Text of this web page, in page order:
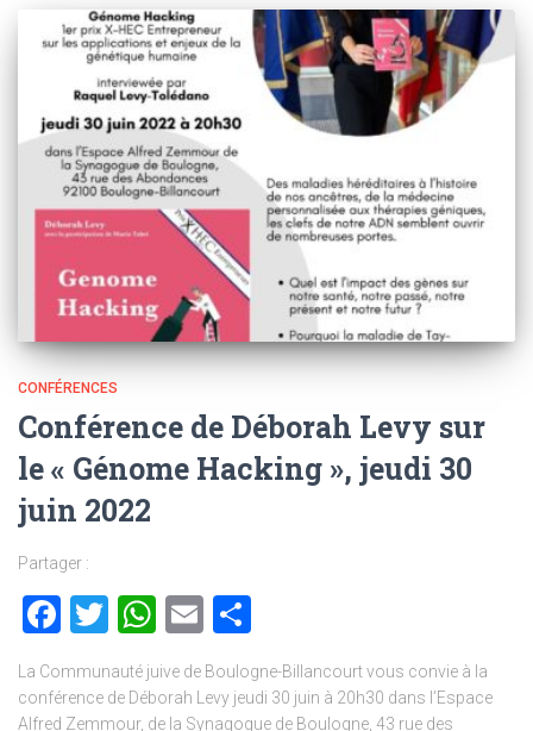
CONFÉRENCES
Conférence de Déborah Levy sur
le « Génome Hacking », jeudi 30
juin 2022
Partager :
Facebook
Twitter
WhatsApp
Email
La Communauté juive de Boulogne-Billancourt vous convie à la
conférence de Déborah Levy jeudi 30 juin à 20h30 dans l’Espace
Alfred Zemmour, de la Synagogue de Boulogne, 43 rue des